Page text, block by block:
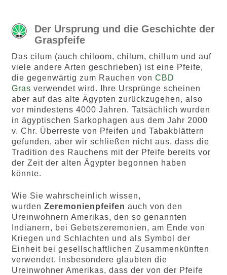
en
Der Ursprung und die Geschichte der
Graspfeife
Das cilum (auch chiloom, chilum, chillum und auf
viele andere Arten geschrieben) ist eine Pfeife,
die gegenwärtig zum Rauchen von CBD
Gras verwendet wird. Ihre Ursprünge scheinen
aber auf das alte Ägypten zurückzugehen, also
vor mindestens 4000 Jahren. Tatsächlich wurden
in ägyptischen Sarkophagen aus dem Jahr 2000
v. Chr. Überreste von Pfeifen und Tabakblättern
gefunden, aber wir schließen nicht aus, dass die
Tradition des Rauchens mit der Pfeife bereits vor
der Zeit der alten Ägypter begonnen haben
könnte.
Wie Sie wahrscheinlich wissen,
wurden Zeremonienpfeifen auch von den
Ureinwohnern Amerikas, den so genannten
Indianern, bei Gebetszeremonien, am Ende von
Kriegen und Schlachten und als Symbol der
Einheit bei gesellschaftlichen Zusammenkünften
verwendet. Insbesondere glaubten die
Ureinwohner Amerikas, dass der von der Pfeife